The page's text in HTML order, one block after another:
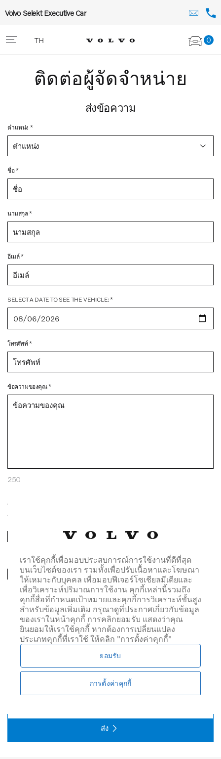
Volvo Selekt Executive Car
0
TH
ติดต่อผู้จัดจำหน่าย
ส่งข้อความ
ตำแหน่ง *
ตำแหน่ง
ชื่อ *
นามสกุล *
อีเมล์ *
SELECT A DATE TO SEE THE VEHICLE: *
โทรศัพท์ *
ข้อความของคุณ *
250
บริษัท วอลโว่ คาร์ (ประเทศไทย) จำกัด จะจัดเก็บและประมวลผล
ข้อมูลส่วนบุคคลของคุณตามที่ปรากฏใน
บริษัท วอลโว่ คาร์ (ประเทศไทย) จำกัด จะแบ่งปันข้อมูล
ดำเนินการตามคำขอของคุณ
การเลือกช่องทางการสื่อสารหนึ่งช่องทาง หรือหลายช่องทาง
ด้านล่าง หมายความว่าข้าพเจ้ายินยอมให้มีการประมวลผล
ข้อมูลส่วนบุคคลของข้าพเจ้าเพื่อรับข่าวสาร และอื่นๆ จาก
บริษัท วอลโว่ คาร์ (ประเทศไทย) จำกัด ผ่านทางช่อง
ทางการสื่อสารที่ข้าพเจ้าได้เลือกไว้
ติดต่อทางอีเมล: ใช่ ไม่
ติดต่อ SMS: ใช่ ไม่
ส่ง
เราใช้คุกกี้เพื่อมอบประสบการณ์การใช้งานที่ดีที่สุด
บนเว็บไซต์ของเรา รวมทั้งเพื่อปรับเนื้อหาและโฆษณา
ให้เหมาะกับบุคคล เพื่อมอบฟีเจอร์โซเชียลมีเดียและ
เพื่อวิเคราะห์ปริมาณการใช้งาน คุกกี้เหล่านี้รวมถึง
คุกกี้สื่อที่กำหนดเป้าหมายและคุกกี้การวิเคราะห์ขั้นสูง
สำหรับข้อมูลเพิ่มเติม กรุณาดูที่ประกาศเกี่ยวกับข้อมูล
ของเราในหน้าคุกกี้ การคลิกยอมรับ แสดงว่าคุณ
ยินยอมให้เราใช้คุกกี้ หากต้องการเปลี่ยนแปลง
ประเภทคุกกี้ที่เราใช้ ให้คลิก "การตั้งค่าคุกกี้"
ยอมรับ
การตั้งค่าคุกกี้